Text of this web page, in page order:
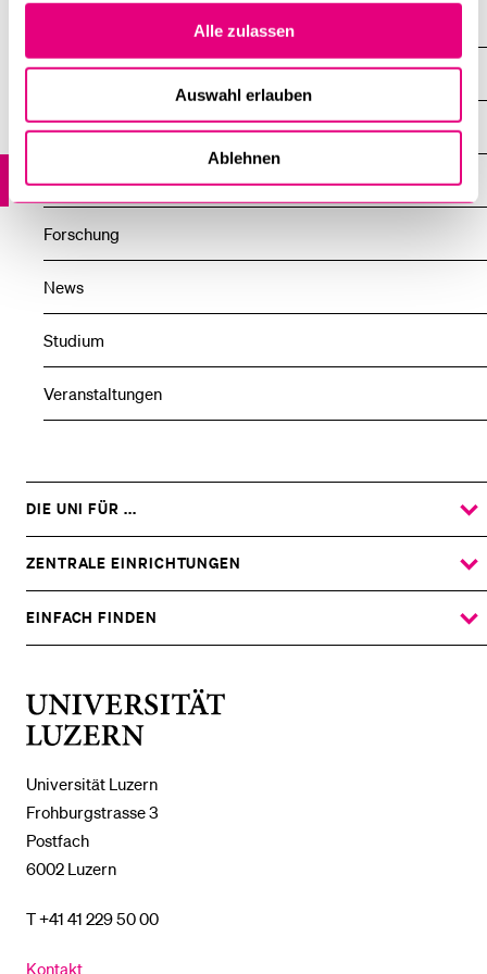
Alle zulassen
Auswahl erlauben
Ablehnen
Übersicht
Profil
Mitarbeitende
Forschung
News
Studium
Veranstaltungen
Universität Luzern
Frohburgstrasse 3
Postfach
6002 Luzern
T +41 41 229 50 00
Kontakt
DIE UNI FÜR ...
ZEIGE
DAS
UNTERMENÜ
ZENTRALE EINRICHTUNGEN
ZEIGE
DAS
UNTERMENÜ
EINFACH FINDEN
ZEIGE
DAS